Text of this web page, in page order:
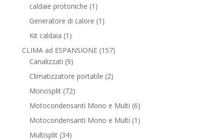
prodotti
caldaie protoniche 1 1
prodotto
Generatore di calore 1 1
Kit caldaia 1 1
prodotto
CLIMA ad ESPANSIONE 157157
Canalizzati 99
prodotti
Climatizzatore portatile 22
Monosplit 7272
prodotti
Motocondensanti Mono e Multi 66
prodotti
Motocondensanti Mono e Multi 1 1
Multisplit 3434